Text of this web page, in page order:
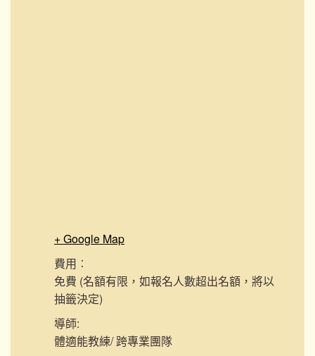
+ Google Map
費用︰
免費 (名額有限，如報名人數超出名額，將以
抽籤決定)
導師:
體適能教練/ 跨專業團隊